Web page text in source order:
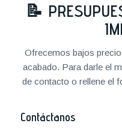
📝
Ofrecemos bajos
acabado. Para darle el
de contacto o rellene el
Contáctanos